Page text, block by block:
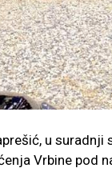
u
Vrbine pod